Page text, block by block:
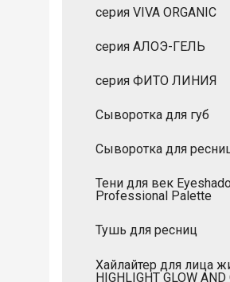
серия VIVA ORGANIC
серия АЛОЭ-ГЕЛЬ
серия ФИТО ЛИНИЯ
Сыворотка для губ
Сыворотка для
Тени для век
Professional Palette
Тушь для ресниц
Хайлайтер для лица
HIGHLIGHT GLOW AND